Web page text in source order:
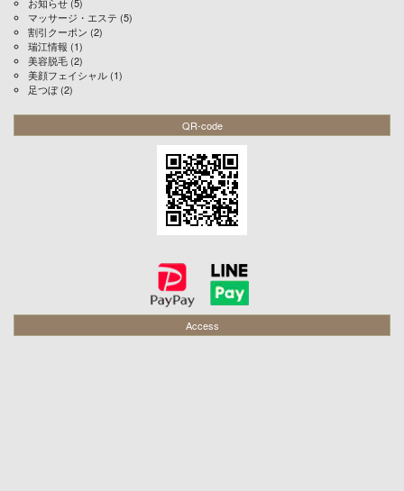
マッサージ・エステ (5)
割引クーポン (2)
瑞江情報 (1)
美容脱毛 (2)
美顔フェイシャル (1)
足つぼ(2)
QR-code
Access